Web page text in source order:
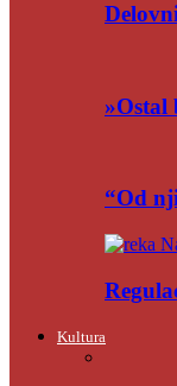
»Ostal
“Od
Kultura